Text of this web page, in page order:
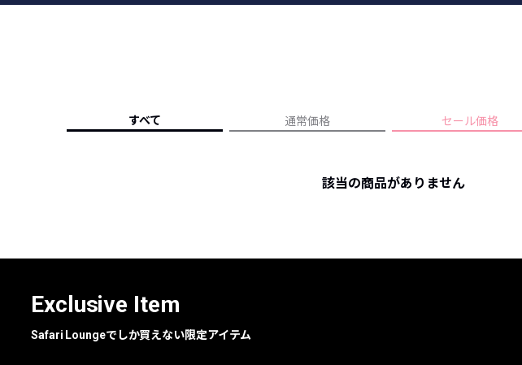
人気記事ランキング
フォーカスブランド
プライバシーポリシー
すべて 通常価格 セール価格
該当の商品がありません
Exclusive Item
Safari Loungeでしか買えない限定アイテム